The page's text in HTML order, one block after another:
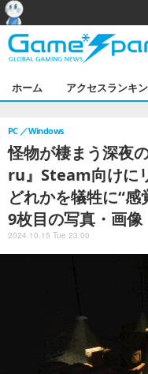
ホーム アクセスランキ
怪物が棲まう深夜
ru』Steam向けに
どれかを犠牲に“
9枚目の写真・画像
PC Windows
2024.10.15 Tue 23:00